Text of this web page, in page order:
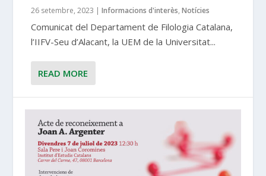
26 setembre, 2023 |Informacions d'interès,Notícies
Comunicat del Departament de Filologia Catalana,
l’IIFV-Seu d’Alacant, la UEM de la Universitat...
READ MORE